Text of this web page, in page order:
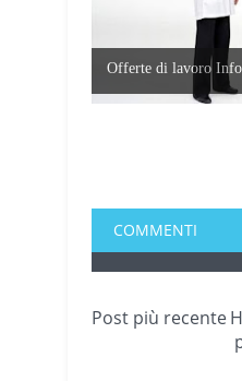
Offerte di lavoro
COMMENTI
Post più recente